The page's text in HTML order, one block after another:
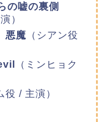
の嘘の裏側
）
悪魔 （シアン役
（ミンヒョク
役 / 主演）